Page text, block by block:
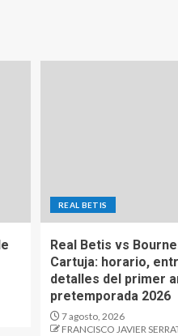
REAL BETIS
Real Betis vs
Cartuja: horario,
detalles del primer
pretemporada 2026
7 agosto, 2026
FRANCISCO JAVIER